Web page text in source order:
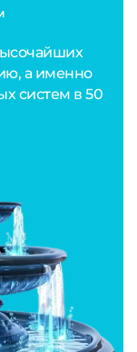
а именно
систем в 50